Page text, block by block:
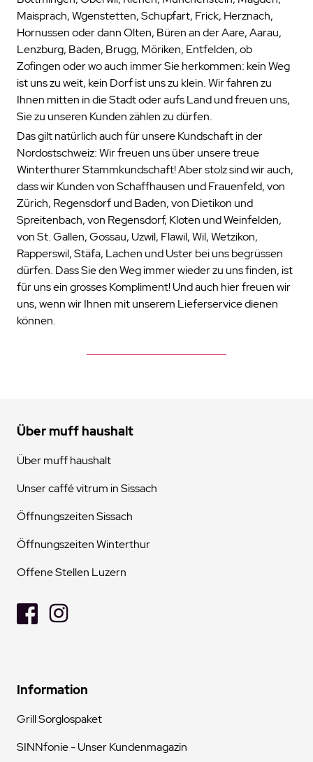
Maisprach, Wgenstetten, Schupfart, Frick, Herznach,
Hornussen oder dann Olten, Büren an der Aare, Aarau,
Lenzburg, Baden, Brugg, Möriken, Entfelden, ob
Zofingen oder wo auch immer Sie herkommen: kein Weg
ist uns zu weit, kein Dorf ist uns zu klein. Wir fahren zu
Ihnen mitten in die Stadt oder aufs Land und freuen uns,
Sie zu unseren Kunden zählen zu dürfen.
Das gilt natürlich auch für unsere Kundschaft in der
Nordostschweiz: Wir freuen uns über unsere treue
Winterthurer Stammkundschaft! Aber stolz sind wir auch,
dass wir Kunden von Schaffhausen und Frauenfeld, von
Zürich, Regensdorf und Baden, von Dietikon und
Spreitenbach, von Regensdorf, Kloten und Weinfelden,
von St. Gallen, Gossau, Uzwil, Flawil, Wil, Wetzikon,
Rapperswil, Stäfa, Lachen und Uster bei uns begrüssen
dürfen. Dass Sie den Weg immer wieder zu uns finden, ist
für uns ein grosses Kompliment! Und auch hier freuen wir
uns, wenn wir Ihnen mit unserem Lieferservice dienen
können.
Über muff haushalt
Über muff haushalt
Unser caffé vitrum in Sissach
Öffnungszeiten Sissach
Öffnungszeiten Winterthur
Offene Stellen Luzern
Information
Grill Sorglospaket
SINNfonie - Unser Kundenmagazin